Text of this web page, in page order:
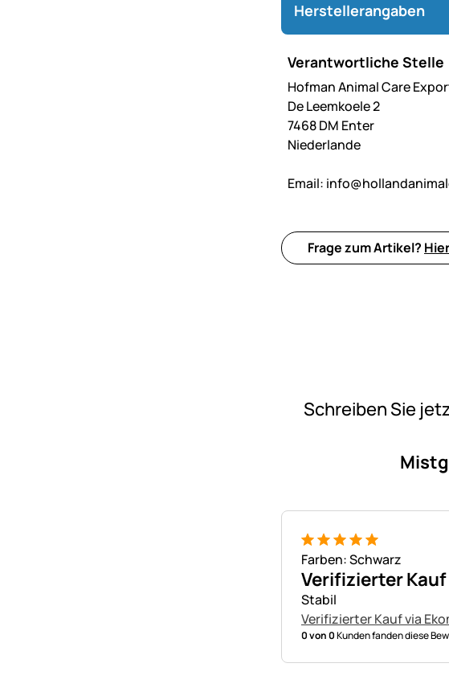
Herstellerangaben
Verantwortliche Stelle
Hofman Animal Care
De Leemkoele 2
7468 DM Enter
Niederlande
Email:
Frage zum Artikel? Hier
Schreiben Sie
5 von 5
Farben: Schwarz
Verifizierter Kauf
Stabil
Verifizierter Kauf via
0 von 0Kunden fanden diese